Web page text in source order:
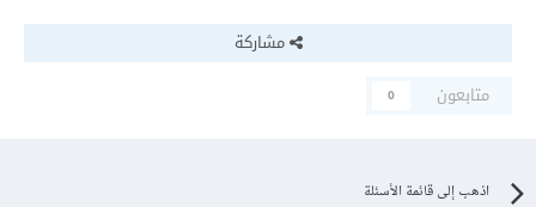
مشاركة
متابعون
0
اذهب إلى قائمة الأسئلة